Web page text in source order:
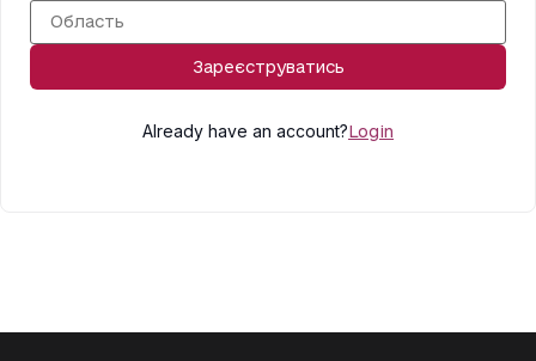
Зареєструватись
Already have an account?Login